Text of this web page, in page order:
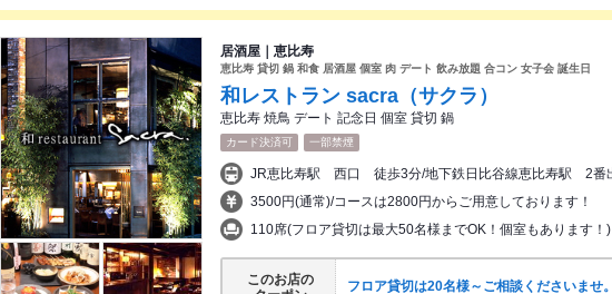
居酒屋｜恵比寿
恵比寿 貸切 鍋 和食 居酒屋 個室 肉 デート 飲み放題 合コン 女子会 誕生日
和レストラン sacra（サクラ）
恵比寿 焼鳥 デート 記念日 個室 貸切 鍋
カード決済可 一部禁煙
3500円(通常)/コースは2800円からご用意しております！
110席(フロア貸切は最大50名様までOK！個室もあります！)
このお店の
フロア貸切は20名様～ご相談くださいませ。